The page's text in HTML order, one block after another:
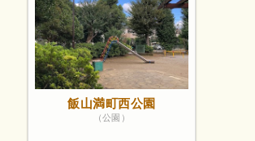
飯山満町西公園
（公園）